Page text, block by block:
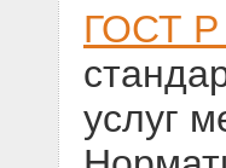
ГОСТ Р
услуг